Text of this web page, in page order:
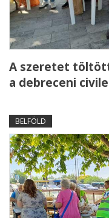
A szeretet
a debreceni
BELFÖLD